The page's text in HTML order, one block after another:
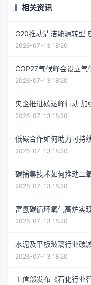
相关资讯
G20推动清洁能源转型
2026-07-13 18:20
COP27气候峰会设立气
2026-07-13 18:20
央企推进碳达峰行动 加
2026-07-13 18:20
低碳合作如何助力可持
2026-07-13 18:20
碳捕集技术如何推动二
2026-07-13 18:20
富氢碳循环氧气高炉实
2026-07-13 18:20
水泥及平板玻璃行业碳
2026-07-13 18:20
工信部发布《石化行业